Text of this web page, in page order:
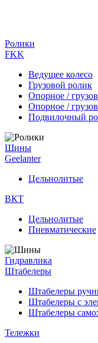
Ролики
FKK
Ведущее колесо
Грузовой ролик
Опорное /
Опорное /
Подвилочный
Шины
Geelanter
Цельнолитые
ВКТ
Цельнолитые
Пневматические
Гидравлика
Штабелеры
Штабелеры
Штабелеры с
Штабелеры
Тележки